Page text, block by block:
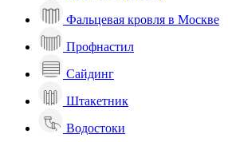
Фальцевая кровля в Москве
Профнастил
Сайдинг
Штакетник
Водостоки